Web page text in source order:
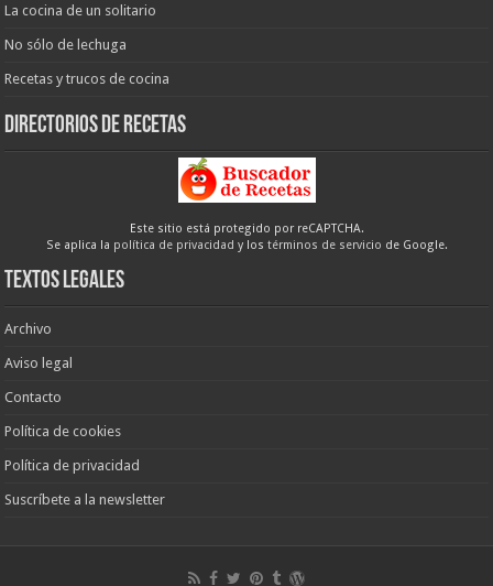
La cocina de un solitario
No sólo de lechuga
Recetas y trucos de cocina
Directorios de recetas
Este sitio está protegido por reCAPTCHA.
Se aplica la política de privacidad y los términos de servicio de Google.
Textos legales
Archivo
Aviso legal
Contacto
Política de cookies
Política de privacidad
Suscríbete a la newsletter